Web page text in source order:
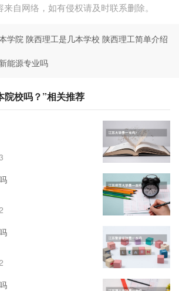
自网络，如有侵权请及时联系删除。
学院 陕西理工是几本学校 陕西理工简单介绍
能源专业吗
院校吗？”相关推荐